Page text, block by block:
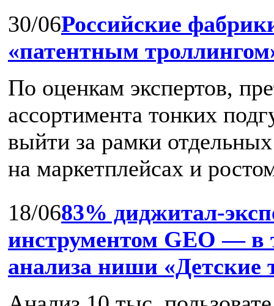
30/06Российские
«патентным
По оценкам экспертов,
ассортимента тонких
выйти за рамки
на маркетплейсах и
18/0683%
инструментом GEO — в
анализа ниши «Детские